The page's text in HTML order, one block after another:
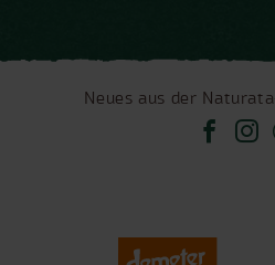
Neues aus der